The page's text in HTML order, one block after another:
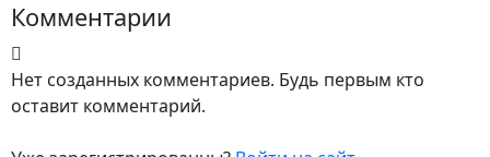
Комментарии
Нет созданных комментариев. Будь первым кто
оставит комментарий.